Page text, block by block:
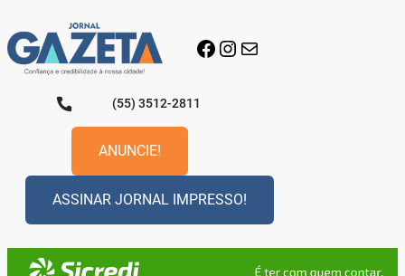
para
o
conteúdo
Facebook
Instagram
E-mail
(55) 3512-2811
ANUNCIE!
ASSINAR JORNAL IMPRESSO!